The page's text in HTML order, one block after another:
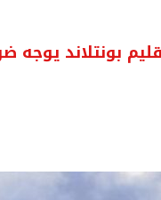
بونتلاند يوجه